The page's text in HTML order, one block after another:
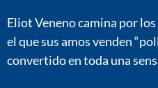
Eliot Veneno camina por
el que sus amos venden
convertido en toda una